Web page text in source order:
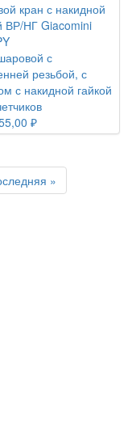
кран с накидной
ВР/НГ Giacomini
с
резьбой, с
с накидной гайкой
₽
»